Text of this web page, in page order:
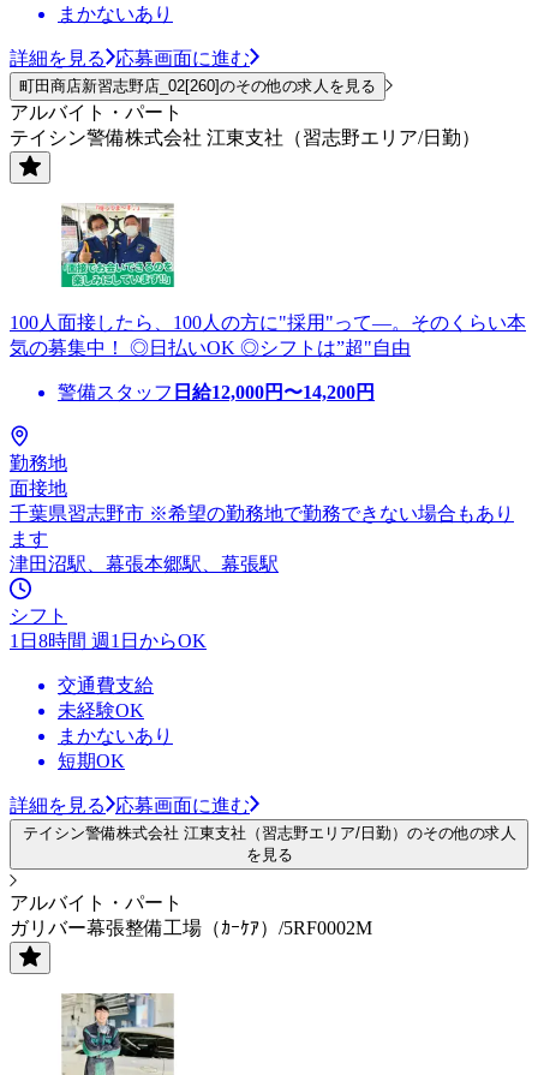
まかないあり
詳細を見る 応募画面に進む
町田商店新習志野店_02[260]のその他の求人を見る
アルバイト・パート
テイシン警備株式会社 江東支社（習志野エリア/日勤）
100人面接したら、100人の方に"採用"って―。そのくらい本
気の募集中！ ◎日払いOK ◎シフトは”超"自由
警備スタッフ 日給12,000円〜14,200円
勤務地
面接地
千葉県習志野市 ※希望の勤務地で勤務できない場合もあり
ます
津田沼駅、幕張本郷駅、幕張駅
シフト
1日8時間 週1日からOK
交通費支給
未経験OK
まかないあり
短期OK
詳細を見る 応募画面に進む
テイシン警備株式会社 江東支社（習志野エリア/日勤）のその他の求人
を見る
アルバイト・パート
ガリバー幕張整備工場（ｶｰｹｱ）/5RF0002M